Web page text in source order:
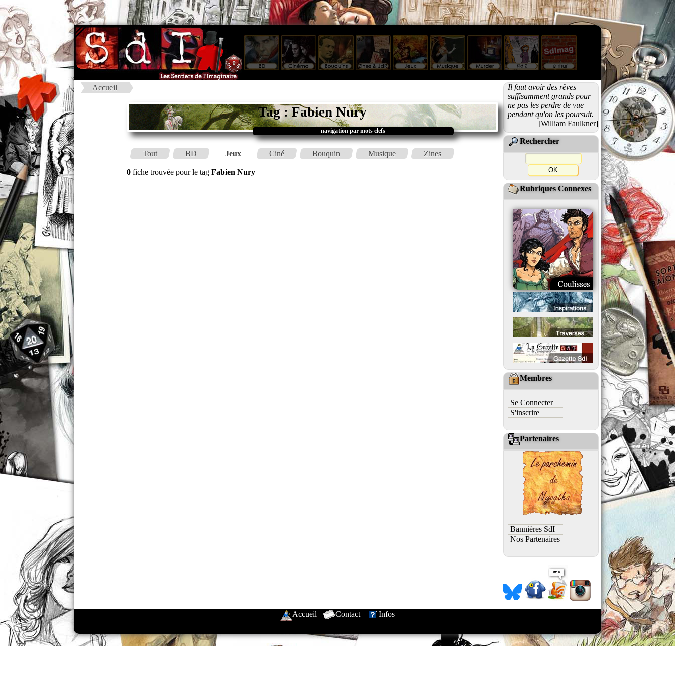
Accueil
Tag : Fabien Nury
navigation par mots clefs
Tout BD Jeux Ciné Bouquin Musique Zines
0 fiche trouvée pour le tag Fabien Nury
Il faut avoir des rêves
suffisamment grands pour
ne pas les perdre de vue
pendant qu'on les poursuit.
[William Faulkner]
Rechercher
Rubriques Connexes
Membres
Se Connecter
S'inscrire
Partenaires
Bannières SdI
Nos Partenaires
Accueil Contact Infos